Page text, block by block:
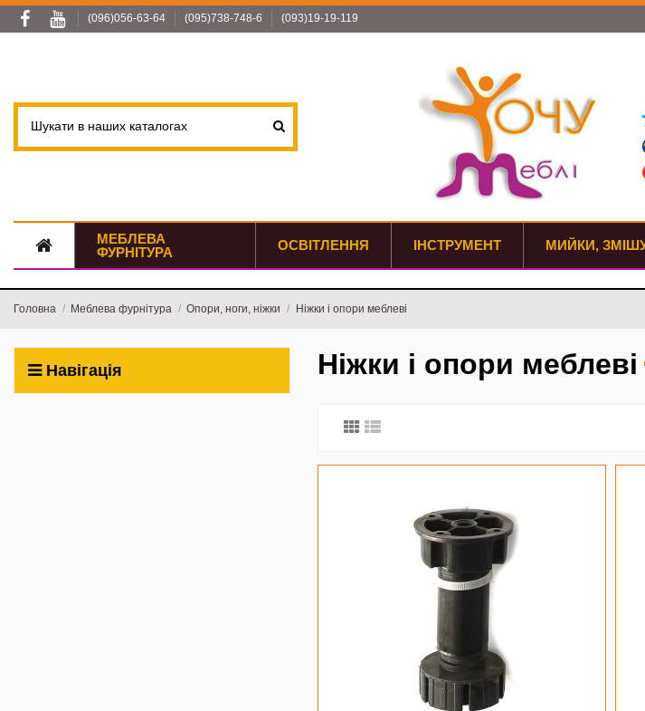
(096)056-63-64 (095)738-748-6 (093)19-19-119
МЕБЛЕВА
ФУРНІТУРА
ОСВІТЛЕННЯ ІНСТРУМЕНТ МИЙКИ,
Головна Меблева фурнітура Опори, ноги, ніжки Ніжки і опори меблеві
Ніжки і опори меблеві
Навігація